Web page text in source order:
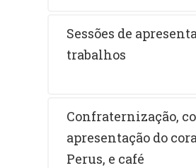
Sessões de
trabalhos
Confraternização,
apresentação do
Perus, e café